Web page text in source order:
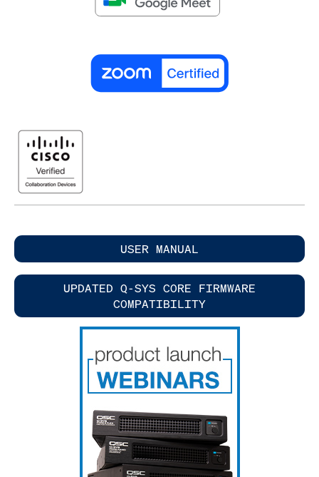
USER MANUAL
UPDATED Q-SYS CORE FIRMWARE
COMPATIBILITY